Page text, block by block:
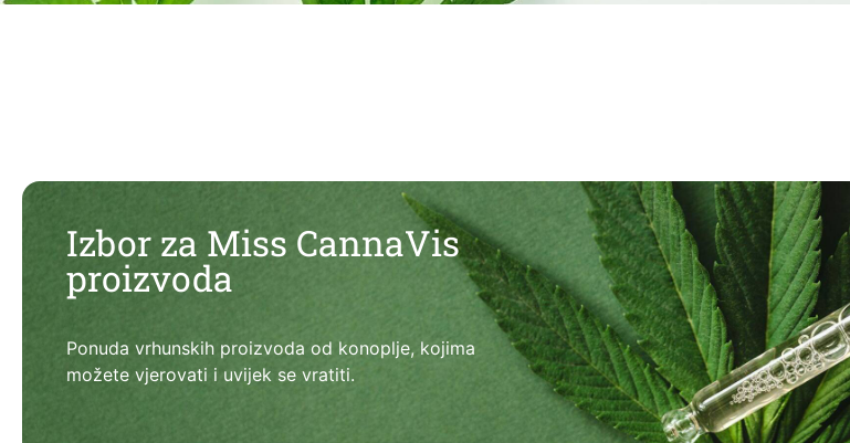
Izbor za Miss CannaVis
proizvoda
Ponuda vrhunskih proizvoda od konoplje, kojima
možete vjerovati i uvijek se vratiti.